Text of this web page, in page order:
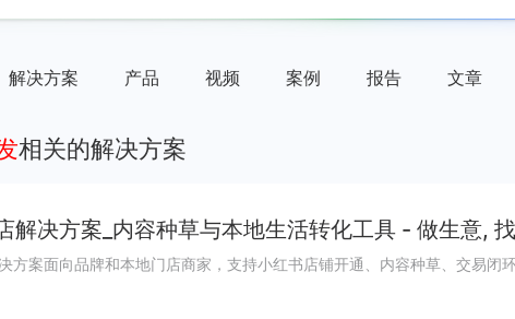
解决方案 产品 视频 案例 报告 文章
相关的解决方案
解决方案_内容种草与本地生活转化工具 - 做生意,
方案面向品牌和本地门店商家，支持小红书店铺开通、内容种草、交易闭